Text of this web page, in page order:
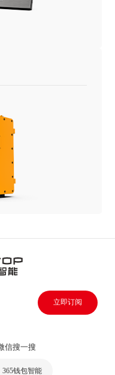
立即订阅
信搜一搜
365钱包智能